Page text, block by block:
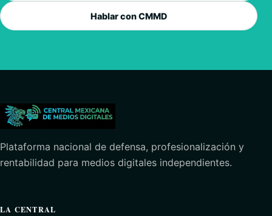
Hablar con CMMD
Plataforma nacional de defensa, profesionalización y
rentabilidad para medios digitales independientes.
LA CENTRAL